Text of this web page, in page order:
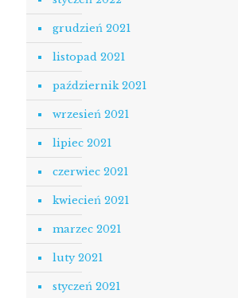
grudzień 2021
listopad 2021
październik 2021
wrzesień 2021
lipiec 2021
czerwiec 2021
kwiecień 2021
marzec 2021
luty 2021
styczeń 2021